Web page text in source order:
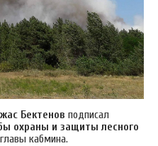
Бектенов подписал
охраны и защиты лесного
кабмина.